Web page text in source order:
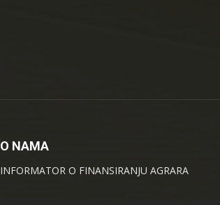
O NAMA
INFORMATOR O FINANSIRANJU AGRARA